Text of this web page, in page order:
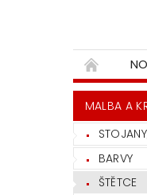
MALBA A
BARVY
ŠTĚTCE